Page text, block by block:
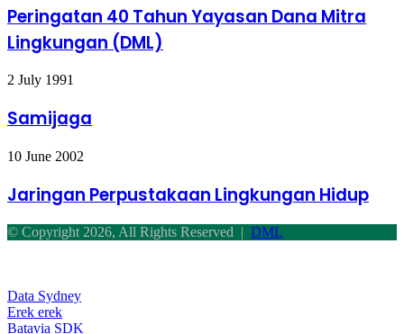
Tahun
Yayasan
Dana
Mitra
Lingkungan
(DML)
Peringatan 40 Tahun Yayasan Dana Mitra
Lingkungan (DML)
Samijaga
2 July 1991
Samijaga
Jaringan
Lingkungan
Hidup
10 June 2002
Jaringan Perpustakaan Lingkungan Hidup
© Copyright 2026, All Rights Reserved | DML
top
button
Data Sydney
Erek erek
Batavia SDK